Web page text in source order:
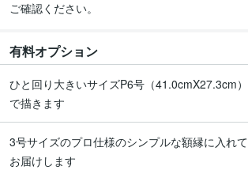
有料オプション
ひと回り大きいサイズP6号（41.0cmX27.3cm）
で描きます
3号サイズのプロ仕様のシンプルな額縁に入れて
お届けします